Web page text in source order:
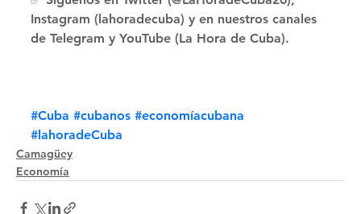
Instagram (lahoradecuba) y en nuestros canales
de Telegram y YouTube (La Hora de Cuba).
#Cuba #cubanos #economíacubana
#lahoradeCuba
Camagüey
Economía